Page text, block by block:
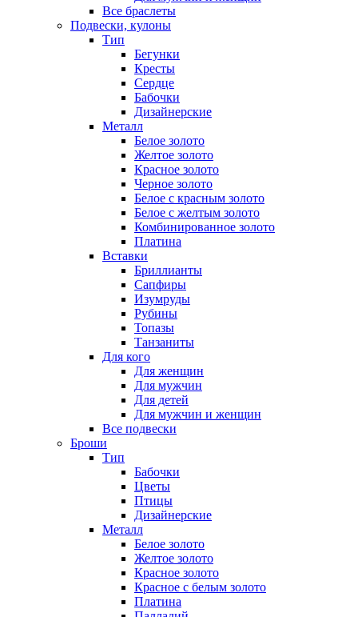
Все браслеты
Подвески, кулоны
Тип
Бегунки
Кресты
Сердце
Бабочки
Дизайнерские
Металл
Белое золото
Желтое золото
Красное золото
Черное золото
Белое с красным золото
Белое с желтым золото
Комбинированное золото
Платина
Вставки
Бриллианты
Сапфиры
Изумруды
Рубины
Топазы
Танзаниты
Для кого
Для женщин
Для мужчин
Для детей
Для мужчин и женщин
Все подвески
Броши
Тип
Бабочки
Цветы
Птицы
Дизайнерские
Металл
Белое золото
Желтое золото
Красное золото
Красное с белым золото
Платина